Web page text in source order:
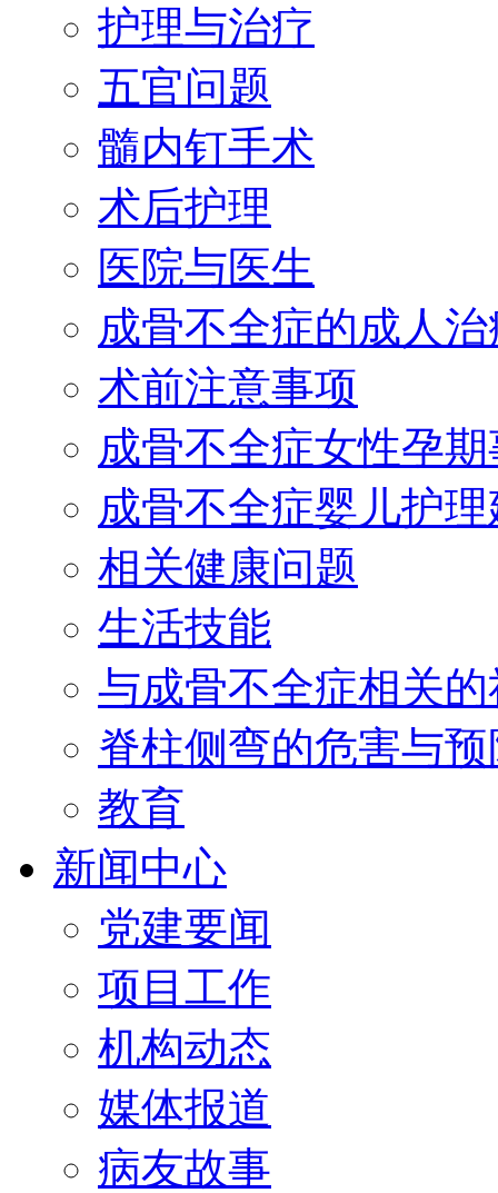
护理与治疗
五官问题
髓内钉手术
术后护理
医院与医生
成骨不全症的成人治
术前注意事项
成骨不全症女性孕
成骨不全症婴儿护
相关健康问题
生活技能
与成骨不全症相关
脊柱侧弯的危害与预
教育
新闻中心
党建要闻
项目工作
机构动态
媒体报道
病友故事